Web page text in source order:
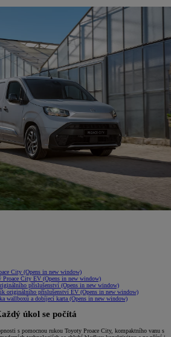
City (Opens in new window)
Proace City EV (Opens in new window)
příslušenství (Opens in new window)
originálního příslušenství EV (Opens in new window)
wallboxů a dobíjecí karta (Opens in new window)
úkol se počítá
s pomocnou rukou Toyoty Proace City, kompaktního vanu s